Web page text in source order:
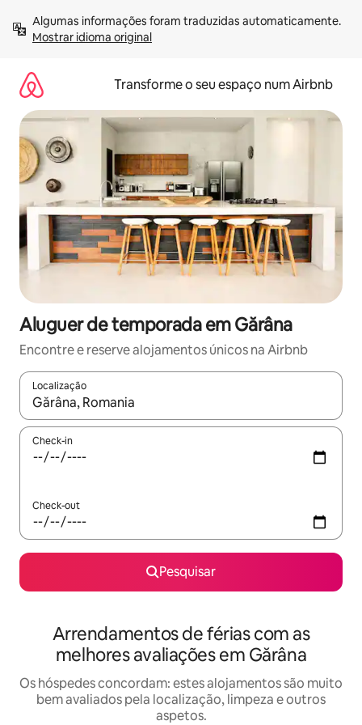
para
Mostrar idioma original
Transforme o seu espaço num Airbnb
Aluguer de temporada em Gărâna
Encontre e reserve alojamentos únicos na Airbnb
Localização
Quando os resultados estiverem disponíveis, navegue com
Check-in
Check-out
Pesquisar
Arrendamentos de férias com as
melhores avaliações em Gărâna
Os hóspedes concordam: estes alojamentos são muito
bem avaliados pela localização, limpeza e outros
aspetos.